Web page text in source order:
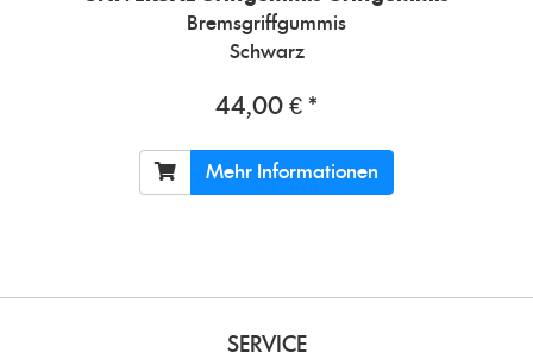
Bremsgriffgummis
Schwarz
44,00 € *
Mehr Informationen
SERVICE